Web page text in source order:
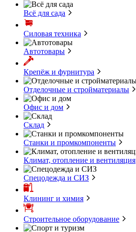
Всё для сада
Силовая техника
Автотовары
Крепёж и фурнитура
Отделочные и стройматериалы
Офис и дом
Склад
Станки и промкомпоненты
Климат, отопление и вентиляция
Спецодежда и СИЗ
Клининг и химия
Строительное оборудование